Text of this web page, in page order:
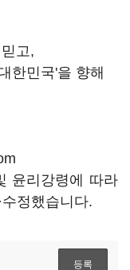
고,
한민국'을 향해
윤리강령에 따라
정했습니다.